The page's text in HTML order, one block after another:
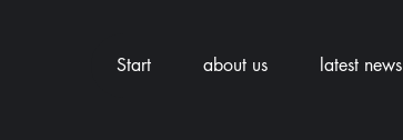
Start about us latest news